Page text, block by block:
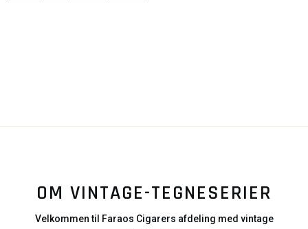
OM VINTAGE-TEGNESERIER
Velkommen til Faraos Cigarers afdeling med vintage